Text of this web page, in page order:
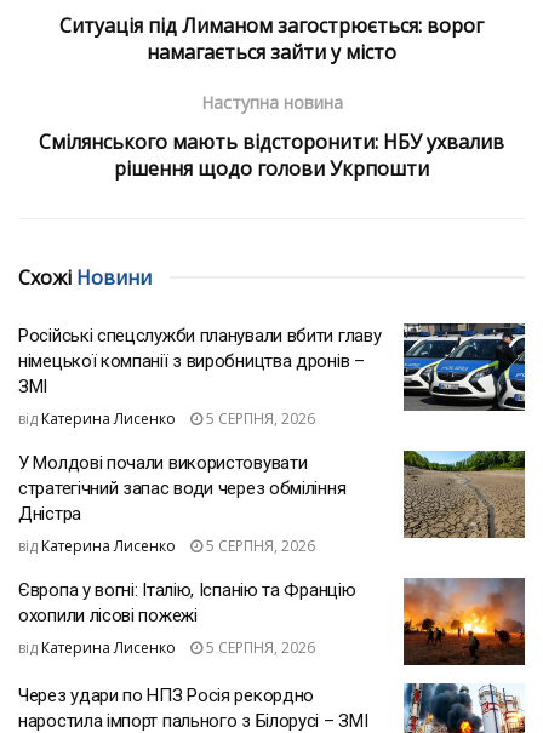
Ситуація під Лиманом загострюється: ворог
намагається зайти у місто
Наступна новина
Смілянського мають відсторонити: НБУ ухвалив
рішення щодо голови Укрпошти
Схожі Новини
Російські спецслужби планували вбити главу
німецької компанії з виробництва дронів –
ЗМІ
від Катерина Лисенко 5 СЕРПНЯ, 2026
У Молдові почали використовувати
стратегічний запас води через обміління
Дністра
від Катерина Лисенко 5 СЕРПНЯ, 2026
Європа у вогні: Італію, Іспанію та Францію
охопили лісові пожежі
від Катерина Лисенко 5 СЕРПНЯ, 2026
Через удари по НПЗ Росія рекордно
наростила імпорт пального з Білорусі – ЗМІ